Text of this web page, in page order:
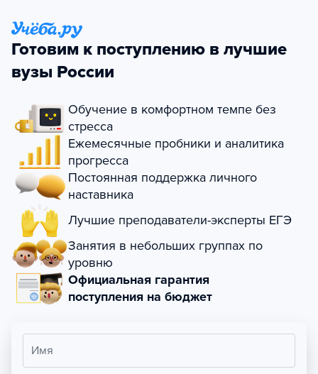
Готовим к поступлению в лучшие
вузы России
Обучение в комфортном темпе без
стресса
Ежемесячные пробники и аналитика
прогресса
Постоянная поддержка личного
наставника
Лучшие преподаватели-эксперты ЕГЭ
Занятия в небольших группах по
уровню
Официальная гарантия
поступления на бюджет
Имя